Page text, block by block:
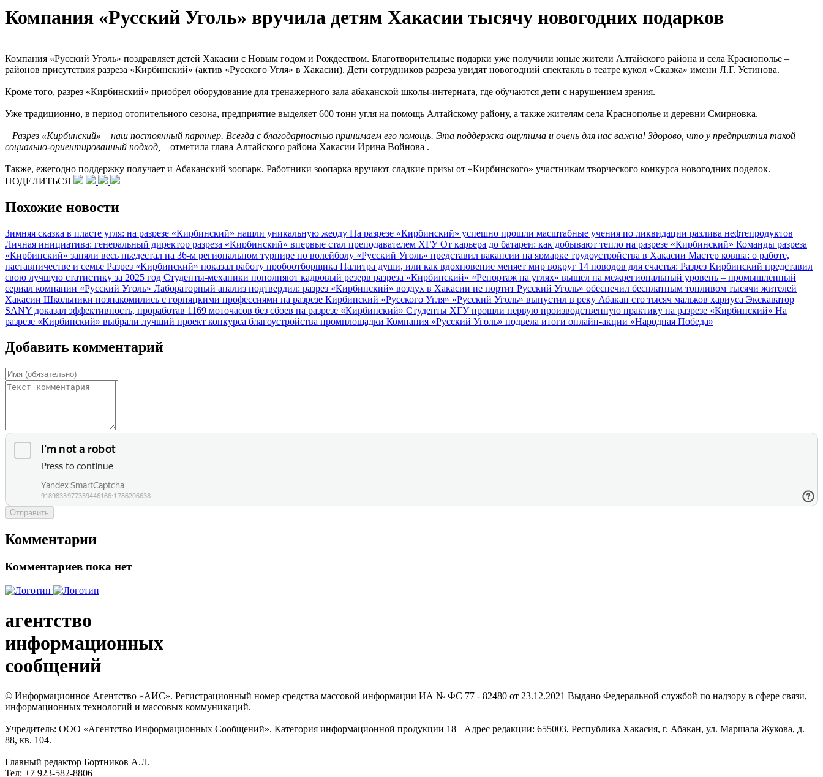
Компания «Русский Уголь» вручила детям Хакасии тысячу новогодних подарков
Компания «Русский Уголь» поздравляет детей Хакасии с Новым годом и Рождеством. Благотворительные подарки уже получили юные жители Алтайского района и села Краснополье –
районов присутствия разреза «Кирбинский» (актив «Русского Угля» в Хакасии). Дети сотрудников разреза увидят новогодний спектакль в театре кукол «Сказка» имени Л.Г. Устинова.
Кроме того, разрез «Кирбинский» приобрел оборудование для тренажерного зала абаканской школы-интерната, где обучаются дети с нарушением зрения.
Уже традиционно, в период отопительного сезона, предприятие выделяет 600 тонн угля на помощь Алтайскому району, а также жителям села Краснополье и деревни Смирновка.
– Разрез «Кирбинский» – наш постоянный партнер. Всегда с благодарностью принимаем его помощь. Эта поддержка ощутима и очень для нас важна! Здорово, что у предприятия такой
социально-ориентированный подход, – отметила глава Алтайского района Хакасии Ирина Войнова .
Также, ежегодно поддержку получает и Абаканский зоопарк. Работники зоопарка вручают сладкие призы от «Кирбинского» участникам творческого конкурса новогодних поделок.
ПОДЕЛИТЬСЯ
Похожие новости
Зимняя сказка в пласте угля: на разрезе «Кирбинский» нашли уникальную жеоду На разрезе «Кирбинский» успешно прошли масштабные учения по ликвидации разлива нефтепродуктов
Личная инициатива: генеральный директор разреза «Кирбинский» впервые стал преподавателем ХГУОт карьера до батареи: как добывают тепло на разрезе «Кирбинский» Команды разреза
«Кирбинский» заняли весь пьедестал на 36-м региональном турнире по волейболу «Русский Уголь» представил вакансии на ярмарке трудоустройства в Хакасии Мастер ковша: о работе,
наставничестве и семье Разрез «Кирбинский» показал работу пробоотборщика Палитра души, или как вдохновение меняет мир вокруг 14 поводов для счастья: Разрез Кирбинский представил
свою лучшую статистику за 2025 год Студенты-механики пополняют кадровый резерв разреза «Кирбинский» «Репортаж на углях» вышел на межрегиональный уровень – промышленный
сериал компании «Русский Уголь» Лабораторный анализ подтвердил: разрез «Кирбинский» воздух в Хакасии не портит Русский Уголь» обеспечил бесплатным топливом тысячи жителей
Хакасии Школьники познакомились с горняцкими профессиями на разрезе Кирбинский «Русского Угля» «Русский Уголь» выпустил в реку Абакан сто тысяч мальков хариуса Экскаватор
SANY доказал эффективность, проработав 1169 моточасов без сбоев на разрезе «Кирбинский» Студенты ХГУ прошли первую производственную практику на разрезе «Кирбинский» На
разрезе «Кирбинский» выбрали лучший проект конкурса благоустройства промплощадки Компания «Русский Уголь» подвела итоги онлайн-акции «Народная Победа»
Добавить комментарий
Отправить
Комментарии
Комментариев пока нет
агентство
информационных
сообщений
© Информационное Агентство «АИС». Регистрационный номер средства массовой информации ИА № ФС 77 - 82480 от 23.12.2021 Выдано Федеральной службой по надзору в сфере связи,
информационных технологий и массовых коммуникаций.
Учредитель: ООО «Агентство Информационных Сообщений». Категория информационной продукции 18+ Адрес редакции: 655003, Республика Хакасия, г. Абакан, ул. Маршала Жукова, д.
88, кв. 104.
Главный редактор Бортников А.Л.
Тел: +7 923-582-8806